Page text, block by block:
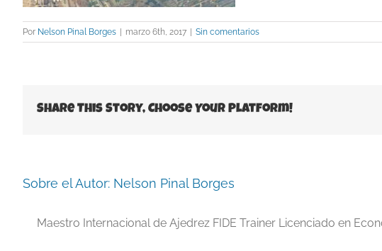
Por Nelson Pinal Borges | marzo 6th, 2017 | Sin comentarios
Share This Story, Choose Your Platform!
Sobre el Autor: Nelson Pinal Borges
Maestro Internacional de Ajedrez FIDE Trainer Licenciado en